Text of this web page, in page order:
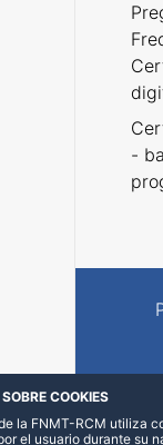
-
COOKIES
la FNMT-RCM utiliza
el usuario durante su